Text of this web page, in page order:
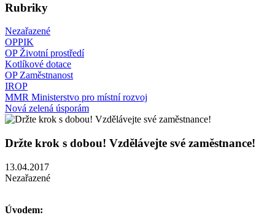
Rubriky
Nezařazené
OPPIK
OP Životní prostředí
Kotlíkové dotace
OP Zaměstnanost
IROP
MMR Ministerstvo pro místní rozvoj
Nová zelená úsporám
Držte krok s dobou! Vzdělávejte své zaměstnance!
13.04.2017
Nezařazené
Úvodem: